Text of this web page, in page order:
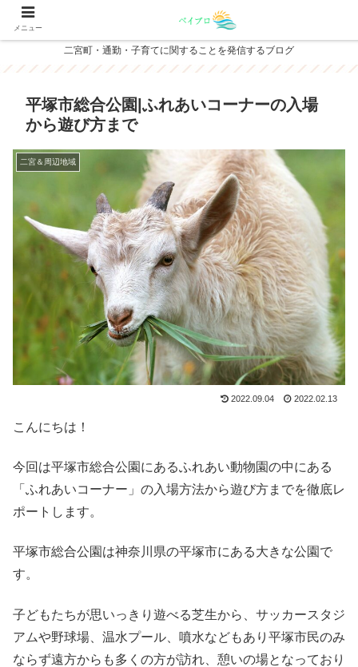
二宮町・通勤・子育てに関することを発信するブログ
平塚市総合公園|ふれあいコーナーの入場
から遊び方まで
二宮＆周辺地域
2022.09.04 2022.02.13
こんにちは！
今回は平塚市総合公園にあるふれあい動物園の中にある
「ふれあいコーナー」の入場方法から遊び方までを徹底レ
ポートします。
平塚市総合公園は神奈川県の平塚市にある大きな公園で
す。
子どもたちが思いっきり遊べる芝生から、サッカースタジ
アムや野球場、温水プール、噴水などもあり平塚市民のみ
ならず遠方からも多くの方が訪れ、憩いの場となっており
メニュー